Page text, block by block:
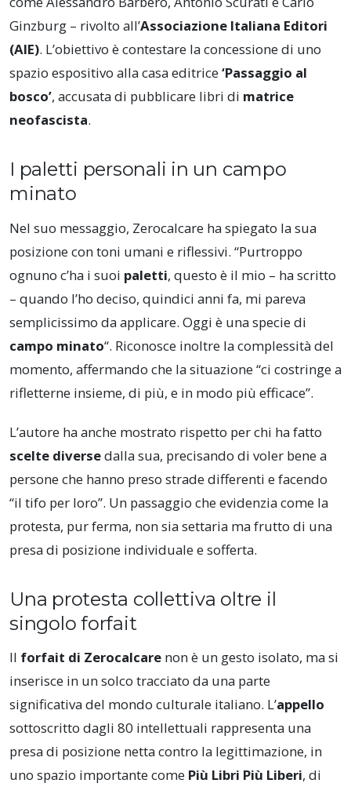
Ginzburg – rivolto all’Associazione Italiana Editori
(AIE). L’obiettivo è contestare la concessione di uno
spazio espositivo alla casa editrice‘Passaggio al
bosco’, accusata di pubblicare libri di matrice
neofascista.
I paletti personali in un campo
minato
Nel suo messaggio, Zerocalcare ha spiegato la sua
posizione con toni umani e riflessivi. “Purtroppo
ognuno c’ha i suoi paletti, questo è il mio – ha scritto
– quando l’ho deciso, quindici anni fa, mi pareva
semplicissimo da applicare. Oggi è una specie di
campo minato“. Riconosce inoltre la complessità del
momento, affermando che la situazione “ci costringe a
rifletterne insieme, di più, e in modo più efficace”.
L’autore ha anche mostrato rispetto per chi ha fatto
scelte diversedalla sua, precisando di voler bene a
persone che hanno preso strade differenti e facendo
“il tifo per loro”. Un passaggio che evidenzia come la
protesta, pur ferma, non sia settaria ma frutto di una
presa di posizione individuale e sofferta.
Una protesta collettiva oltre il
singolo forfait
Il forfait di Zerocalcare non è un gesto isolato, ma si
inserisce in un solco tracciato da una parte
significativa del mondo culturale italiano. L’appello
sottoscritto dagli 80 intellettuali rappresenta una
presa di posizione netta contro la legittimazione, in
uno spazio importante come Più Libri Più Liberi, di